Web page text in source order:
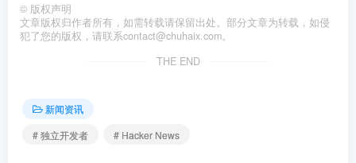
© 版权声明
文章版权归作者所有，如需转载请保留出处。部分文章为转载，如侵
犯了您的版权，请联系contact@chuhaix.com。
THE END
新闻资讯
# 独立开发者
# Hacker News